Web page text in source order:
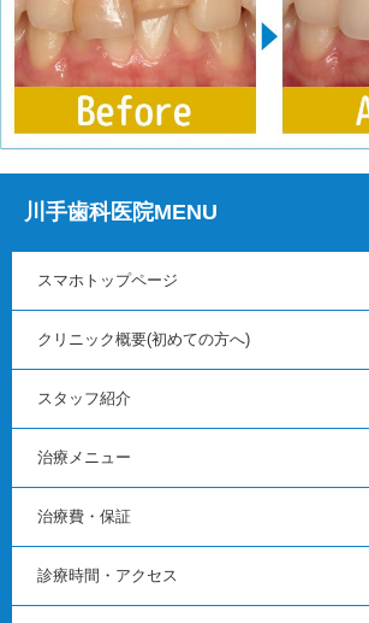
川手歯科医院MENU
スマホトップページ
クリニック概要(初めての方へ)
スタッフ紹介
治療メニュー
治療費・保証
診療時間・アクセス